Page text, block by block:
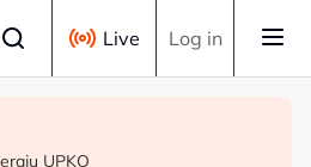
Live Log in
ambil kira realiti kehidupan rakyat
Akta CDF, hentikan politik ‘carrot
UPKO